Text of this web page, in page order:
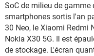
SoC de milieu de
smartphones sortis l'an
30 Neo, le Xiaomi Redmi
Nokia X30 5G. Il est
de stockage. L'écran